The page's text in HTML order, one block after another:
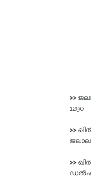
>>
1290 -
>>
>>